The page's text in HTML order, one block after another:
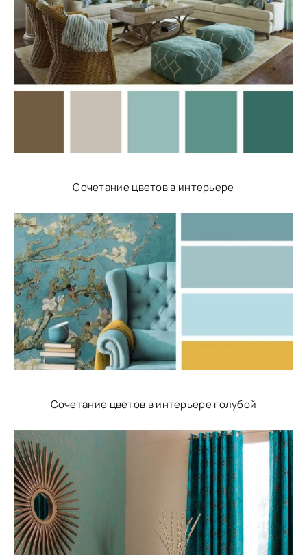
Сочетание цветов в интерьере
Сочетание цветов в интерьере голубой